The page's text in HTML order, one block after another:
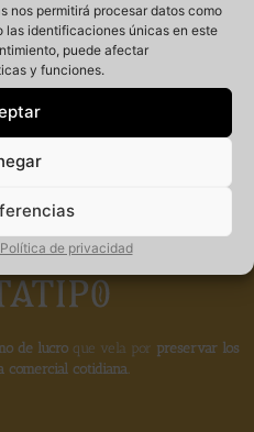
nos permitirá procesar datos como
las identificaciones únicas en este
puede afectar
y funciones.
Política de privacidad
de la
de lucroque vela por preservar los
comercial cotidiana.